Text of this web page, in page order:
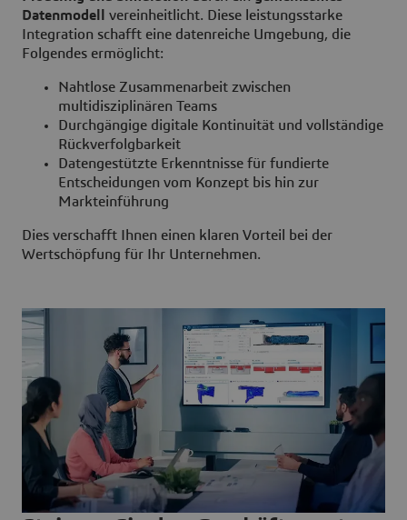
Datenmodell
vereinheitlicht. Diese leistungsstarke
Integration schafft eine datenreiche Umgebung, die
Folgendes ermöglicht:
Nahtlose Zusammenarbeit zwischen
multidisziplinären Teams
Durchgängige digitale Kontinuität und vollständige
Rückverfolgbarkeit
Datengestützte Erkenntnisse für fundierte
Entscheidungen vom Konzept bis hin zur
Markteinführung
Dies verschafft Ihnen einen klaren Vorteil bei der
Wertschöpfung für Ihr Unternehmen.